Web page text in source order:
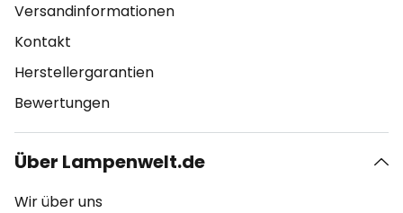
Versandinformationen
Kontakt
Herstellergarantien
Bewertungen
Über Lampenwelt.de
Wir über uns